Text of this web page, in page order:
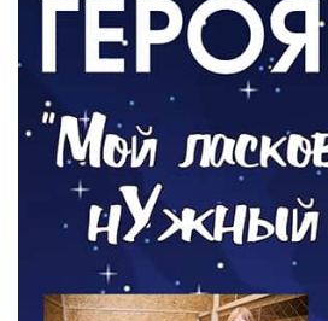
Новый настил на экотропе
05.08.2026